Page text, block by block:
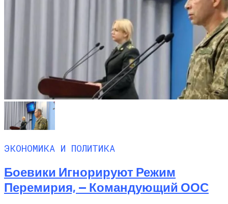
ЭКОНОМИКА И ПОЛИТИКА
Боевики Игнорируют Режим
Перемирия, — Командующий ООС